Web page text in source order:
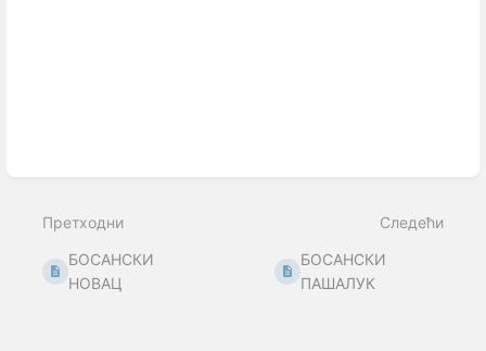
Претходни
БОСАНСКИ
НОВАЦ
Следећи
БОСАНСКИ
ПАШАЛУК